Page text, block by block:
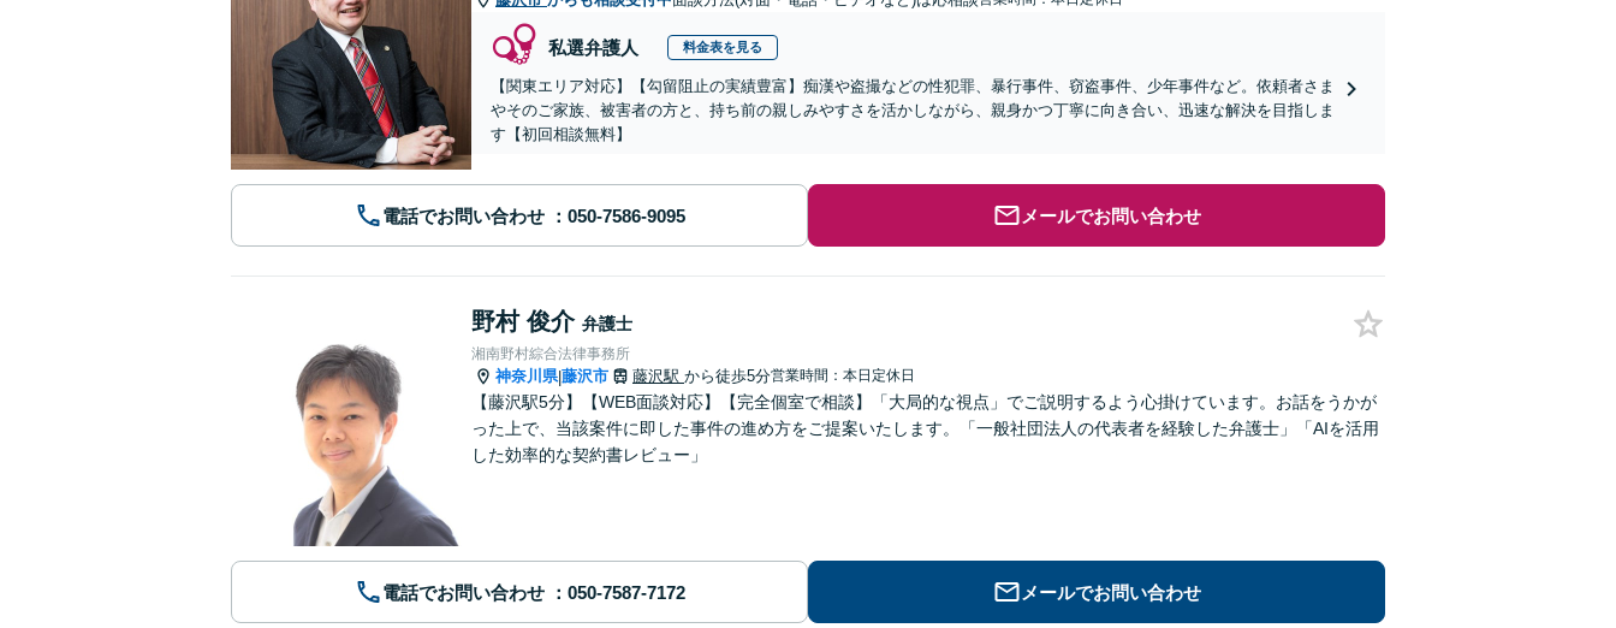
私選弁護人 料金表を見る
【関東エリア対応】【勾留阻止の実績豊富】痴漢や盗撮などの性犯罪、暴行事件、窃盗事件、少年事件など。依頼者さま
やそのご家族、被害者の方と、持ち前の親しみやすさを活かしながら、親身かつ丁寧に向き合い、迅速な解決を目指しま
す【初回相談無料】
電話でお問い合わせ メールでお問い合わせ
野村 俊介 弁護士
湘南野村綜合法律事務所
神奈川県|藤沢市 藤沢駅 から徒歩5分営業時間：本日定休日
【藤沢駅5分】【WEB面談対応】【完全個室で相談】「大局的な視点」でご説明するよう心掛けています。お話をうかが
った上で、当該案件に即した事件の進め方をご提案いたします。「一般社団法人の代表者を経験した弁護士」「AIを活用
した効率的な契約書レビュー」
電話でお問い合わせ メールでお問い合わせ